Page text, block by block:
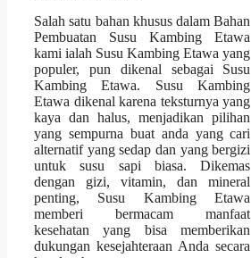
Salah satu bahan khusus dalam Bahan
Pembuatan Susu Kambing Etawa
kami ialah Susu Kambing Etawa yang
populer, pun dikenal sebagai Susu
Kambing Etawa. Susu Kambing
Etawa dikenal karena teksturnya yang
kaya dan halus, menjadikan pilihan
yang sempurna buat anda yang cari
alternatif yang sedap dan yang bergizi
untuk susu sapi biasa. Dikemas
dengan gizi, vitamin, dan mineral
penting, Susu Kambing Etawa
memberi bermacam manfaat
kesehatan yang bisa memberikan
dukungan kesejahteraan Anda secara